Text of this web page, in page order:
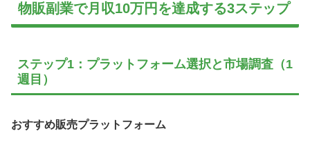
物販副業で月収10万円を達成する3ステップ
ステップ1：プラットフォーム選択と市場調査（1
週目）
おすすめ販売プラットフォーム